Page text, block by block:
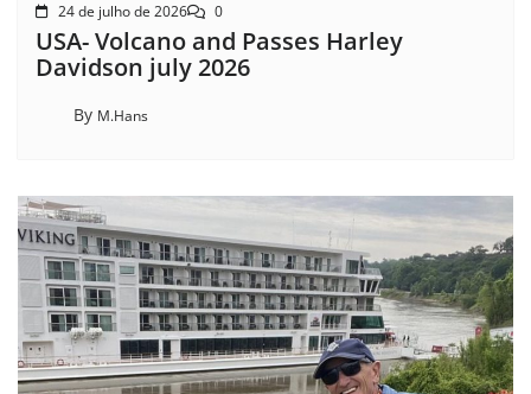
24 de julho de 2026 0
USA- Volcano and Passes Harley
Davidson july 2026
By M.Hans